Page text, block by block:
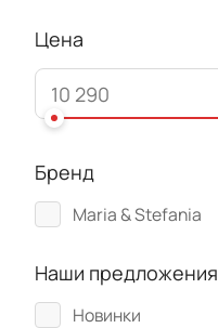
Цена
Бренд
Maria & Stefania
Наши предложения
Новинки